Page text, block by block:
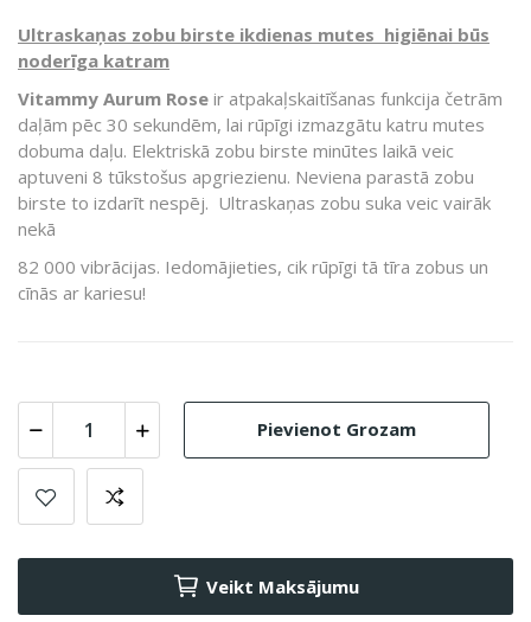
Ultraskaņas zobu birste ikdienas mutes higiēnai būs
noderīga katram
Vitammy Aurum Rose ir atpakaļskaitīšanas funkcija četrām
daļām pēc 30 sekundēm, lai rūpīgi izmazgātu katru mutes
dobuma daļu. Elektriskā zobu birste minūtes laikā veic
aptuveni 8 tūkstošus apgriezienu. Neviena parastā zobu
birste to izdarīt nespēj. Ultraskaņas zobu suka veic vairāk
nekā
82 000 vibrācijas. Iedomājieties, cik rūpīgi tā tīra zobus un
cīnās ar kariesu!
Pievienot Grozam
Veikt Maksājumu